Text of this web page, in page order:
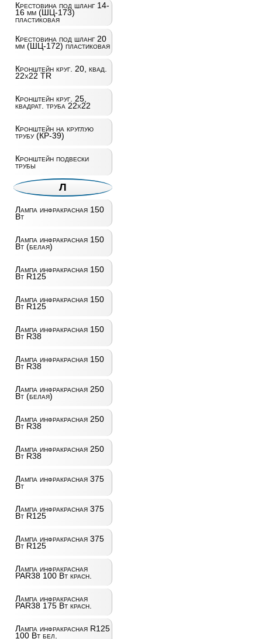
Крестовина под шланг 14-
16 мм (ШЦ-173)
пластиковая
Крестовина под шланг 20
мм (ШЦ-172) пластиковая
Кронштейн круг. 20, квад.
22х22 TR
Кронштейн круг. 25,
квадрат. труба 22х22
Кронштейн на круглую
трубу (КР-39)
Кронштейн подвески
трубы
Л
Лампа инфракрасная 150
Вт
Лампа инфракрасная 150
Вт (белая)
Лампа инфракрасная 150
Вт R125
Лампа инфракрасная 150
Вт R125
Лампа инфракрасная 150
Вт R38
Лампа инфракрасная 150
Вт R38
Лампа инфракрасная 250
Вт (белая)
Лампа инфракрасная 250
Вт R38
Лампа инфракрасная 250
Вт R38
Лампа инфракрасная 375
Вт
Лампа инфракрасная 375
Вт R125
Лампа инфракрасная 375
Вт R125
Лампа инфракрасная
PAR38 100 Вт красн.
Лампа инфракрасная
PAR38 175 Вт красн.
Лампа инфракрасная R125
100 Вт бел.